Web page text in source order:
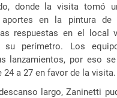
donde la visita tomó
en la pintura de
respuestas en el local
su perímetro. Los
lanzamientos, por eso
24 a 27 en favor de la visita.
largo, Zaninetti